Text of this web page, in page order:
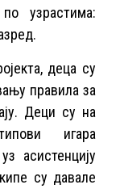
узрастима:
деца су
правила за
Деци су на
игара
асистенцију
су давале